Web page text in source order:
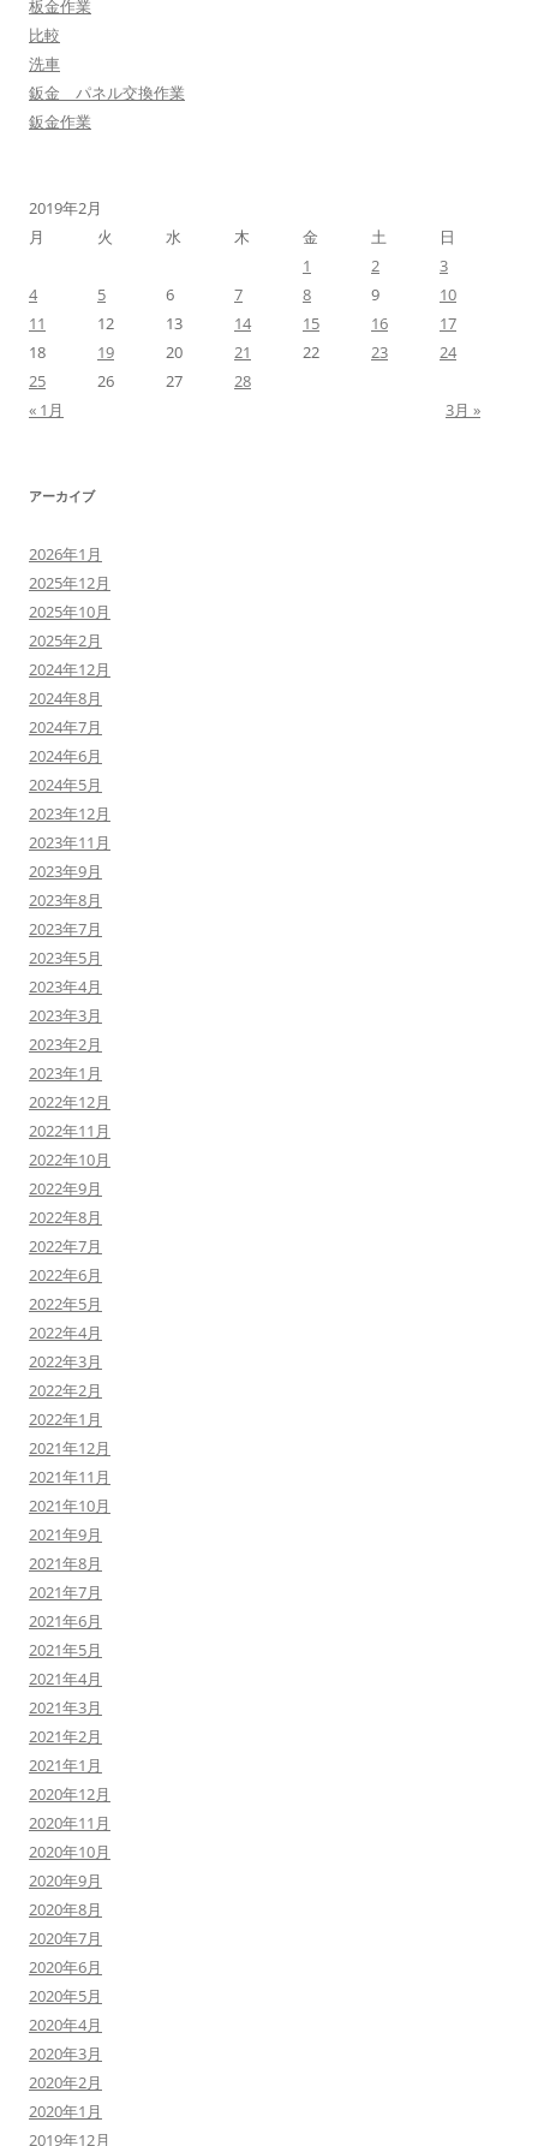
板金作業
比較
洗車
鈑金 パネル交換作業
鈑金作業
2019年2月
月
火 水 木 金 土
日
1
2
3
4
5 6 7 8 9
10
11
12 13 14 15 16
17
18
19 20 21 22 23
24
25
26 27
28
« 1月
3月 »
アーカイブ
2026年1月
2025年12月
2025年10月
2025年2月
2024年12月
2024年8月
2024年7月
2024年6月
2024年5月
2023年12月
2023年11月
2023年9月
2023年8月
2023年7月
2023年5月
2023年4月
2023年3月
2023年2月
2023年1月
2022年12月
2022年11月
2022年10月
2022年9月
2022年8月
2022年7月
2022年6月
2022年5月
2022年4月
2022年3月
2022年2月
2022年1月
2021年12月
2021年11月
2021年10月
2021年9月
2021年8月
2021年7月
2021年6月
2021年5月
2021年4月
2021年3月
2021年2月
2021年1月
2020年12月
2020年11月
2020年10月
2020年9月
2020年8月
2020年7月
2020年6月
2020年5月
2020年4月
2020年3月
2020年2月
2020年1月
2019年12月